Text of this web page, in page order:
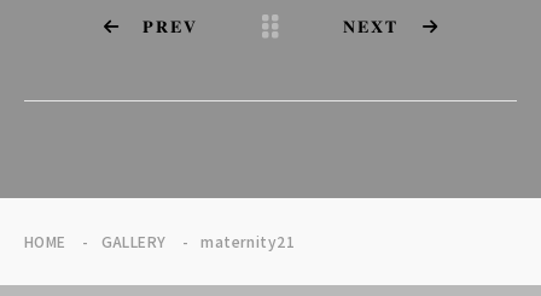
PREV NEXT
HOME GALLERY maternity21